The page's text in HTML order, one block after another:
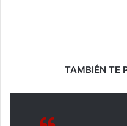
TAMBIÉN TE